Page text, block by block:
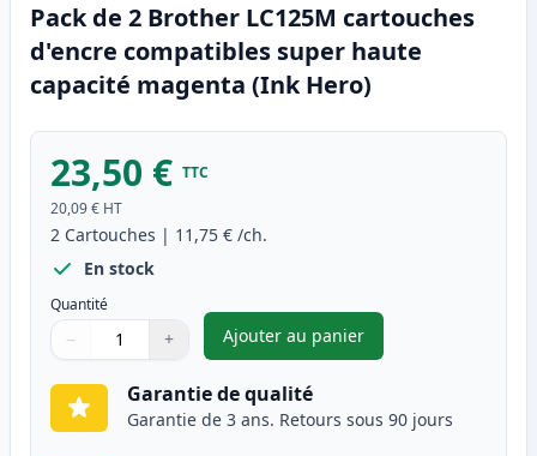
Pack de 2 Brother LC125M cartouches
d'encre compatibles super haute
capacité magenta (Ink Hero)
23,50 € TTC
20,09 € HT
2 Cartouches | 11,75 € /ch.
En stock
Quantité
Quantité
Utilisez les boutons pour ajuster
− +
Quantité
Ajouter au panier
,Pack de 2 Brother LC125M
Garantie de qualité
Garantie de 3 ans. Retours sous 90 jours